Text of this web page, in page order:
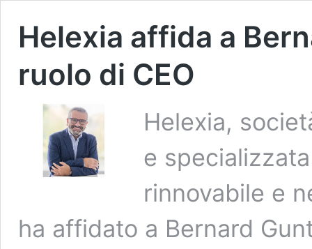
Helexia affida a
ruolo di CEO
Helexia,
e
rinnovabile e
ha affidato a Bernard